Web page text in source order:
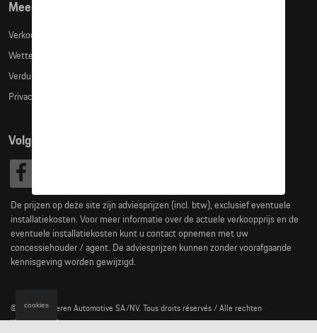
Meer info
Verkoopsvoorwaarden
Wettelijke bepalingen
Verduidelijking kledingmaten
Privacybeleid
Volg Ons
De prijzen op deze site zijn adviesprijzen (incl. btw), exclusief eventuele
installatiekosten. Voor meer informatie over de actuele verkoopprijs en de
eventuele installatiekosten kunt u contact opnemen met uw
concessiehouder / agent. De adviesprijzen kunnen zonder voorafgaande
kennisgeving worden gewijzigd.
© 2026 D'Ieteren Automotive SA/NV. Tous droits réservés / Alle rechten
voorbehouden.
cookies